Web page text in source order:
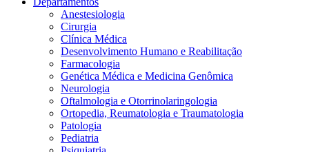
Anestesiologia
Cirurgia
Clínica Médica
Desenvolvimento Humano e Reabilitação
Farmacologia
Genética Médica e Medicina Genômica
Neurologia
Oftalmologia e Otorrinolaringologia
Ortopedia, Reumatologia e Traumatologia
Patologia
Pediatria